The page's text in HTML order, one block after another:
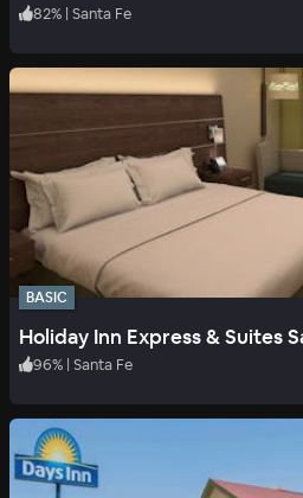
82% | Santa Fe
BASIC
Holiday Inn Express & Suites
96% | Santa Fe